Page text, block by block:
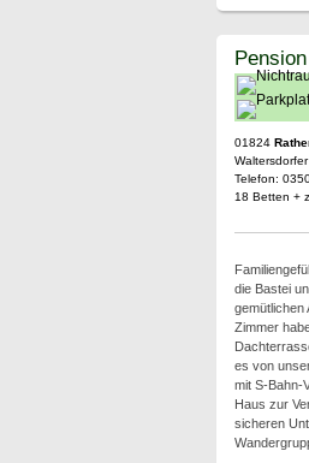
01824
Telefon:
18 Betten +
die Bastei
gemütlichen
Zimmer
es von
mit S-Bahn-
Haus zur
sicheren